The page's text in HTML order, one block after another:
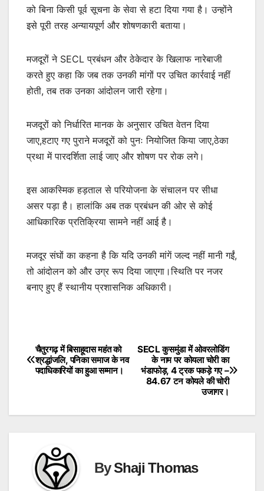
को बिना किसी पूर्व सूचना के सेवा से हटा दिया गया है। उन्होंने
इसे पूरी तरह अन्यायपूर्ण और शोषणकारी बताया।
मजदूरों ने SECL प्रबंधन और ठेकेदार के खिलाफ नारेबाजी
करते हुए कहा कि जब तक उनकी मांगों पर उचित कार्रवाई नहीं
होती, तब तक उनका आंदोलन जारी रहेगा।
मजदूरों को निर्धारित मानक के अनुसार उचित वेतन दिया
जाए,हटाए गए पुराने मजदूरों को पुनः नियोजित किया जाए,ठेका
प्रथा में पारदर्शिता लाई जाए और शोषण पर रोक लगे।
इस आकस्मिक हड़ताल से परियोजना के संचालन पर सीधा
असर पड़ा है। हालांकि अब तक प्रबंधन की ओर से कोई
आधिकारिक प्रतिक्रिया सामने नहीं आई है।
मजदूर संघों का कहना है कि यदि उनकी मांगें जल्द नहीं मानी गईं,
तो आंदोलन को और उग्र रूप दिया जाएगा।स्थिति पर नजर
बनाए हुए हैं स्थानीय प्रशासनिक अधिकारी।
Post
navigation
SECL कुसमुंडा में ओवरलोडिंग
के नाम पर कोयला चोरी का
भंडाफोड़, 4 ट्रक पकड़े गए –
84.67 टन कोयले की चोरी
उजागर।
चैतुरगढ़ में बिसाहूदास महंत को
श्रद्धांजलि, पनिका समाज के नव
पदाधिकारियों का हुआ सम्मान।
ByShaji Thomas